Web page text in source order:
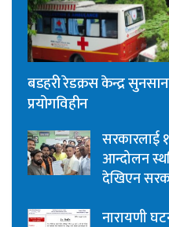
बडहरी रेडक्रस केन्द्र
प्रयोगविहीन
सरकारलाई
आन्दोलन
देखिएन
नारायणी